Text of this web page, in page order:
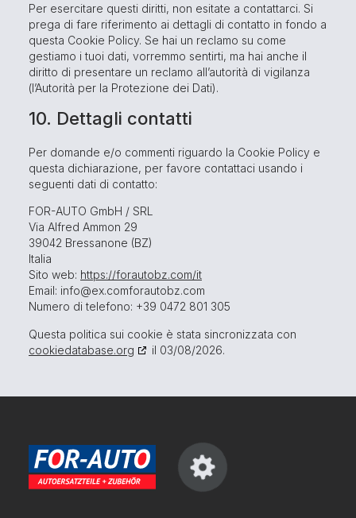
Per esercitare questi diritti, non esitate a contattarci. Si
prega di fare riferimento ai dettagli di contatto in fondo a
questa Cookie Policy. Se hai un reclamo su come
gestiamo i tuoi dati, vorremmo sentirti, ma hai anche il
diritto di presentare un reclamo all’autorità di vigilanza
(l’Autorità per la Protezione dei Dati).
10. Dettagli contatti
Per domande e/o commenti riguardo la Cookie Policy e
questa dichiarazione, per favore contattaci usando i
seguenti dati di contatto:
FOR-AUTO GmbH / SRL
Via Alfred Ammon 29
39042 Bressanone (BZ)
Italia
Sito web: https://forautobz.com/it
Email: info@ex.comforautobz.com
Numero di telefono: +39 0472 801 305
Questa politica sui cookie è stata sincronizzata con
cookiedatabase.org
il 03/08/2026.